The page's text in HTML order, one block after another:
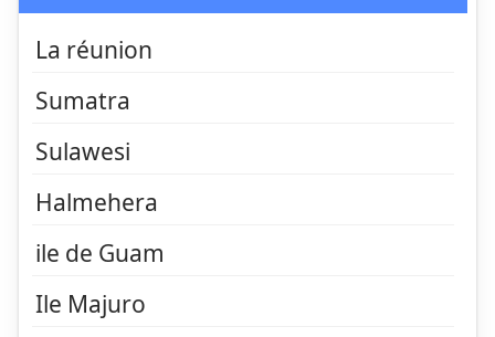
La réunion
Sumatra
Sulawesi
Halmehera
ile de Guam
Ile Majuro